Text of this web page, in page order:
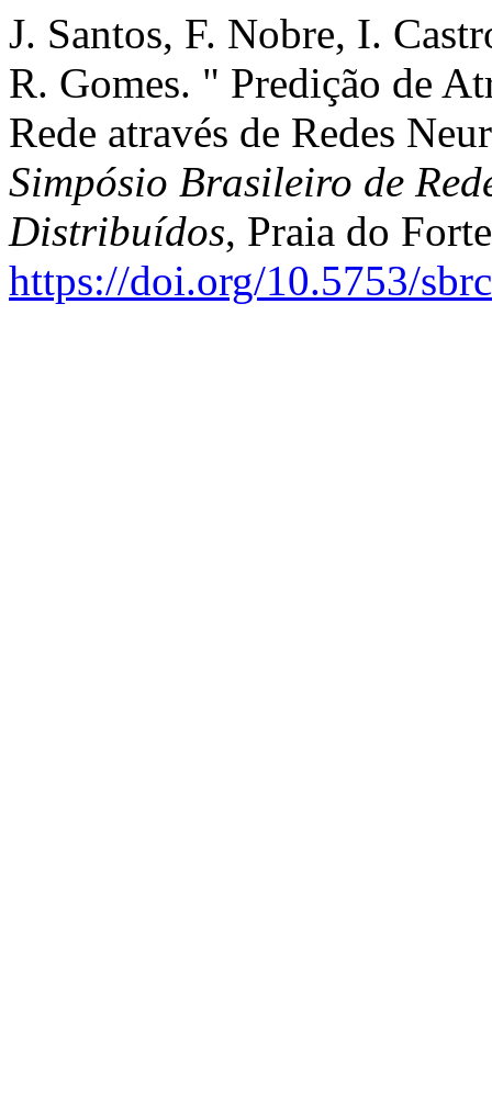
J. Santos, F. Nobre, I.
R. Gomes. " Predição de
Rede através de Redes
Simpósio Brasileiro de
Distribuídos, Praia do
https://doi.org/10.5753/